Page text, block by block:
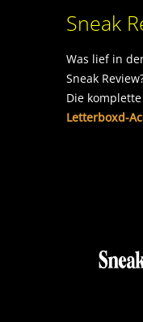
Sneak
Was lief in
Sneak
Die komplette
Letterboxd-